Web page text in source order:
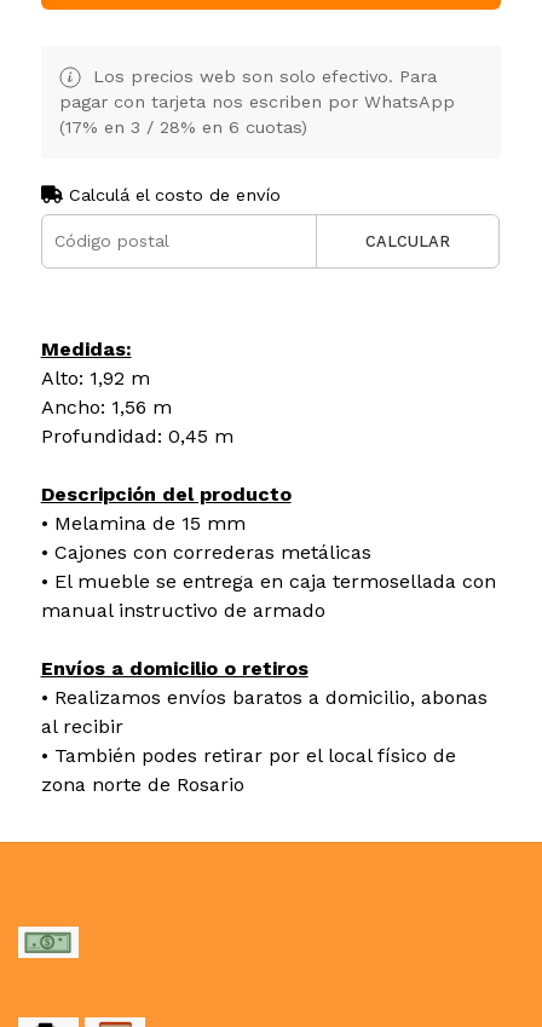
Los precios web son solo efectivo. Para
pagar con tarjeta nos escriben por WhatsApp
(17% en 3 / 28% en 6 cuotas)
Calculá el costo de envío
CALCULAR
Medidas:
Alto: 1,92 m
Ancho: 1,56 m
Profundidad: 0,45 m
Descripción del producto
• Melamina de 15 mm
• Cajones con correderas metálicas
• El mueble se entrega en caja termosellada con
manual instructivo de armado
Envíos a domicilio o retiros
• Realizamos envíos baratos a domicilio, abonas
al recibir
• También podes retirar por el local físico de
zona norte de Rosario